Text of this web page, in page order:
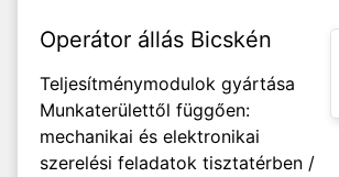
Operátor állás Bicskén
Teljesítménymodulok gyártása
Munkaterülettől függően:
mechanikai és elektronikai
szerelési feladatok tisztatérben /